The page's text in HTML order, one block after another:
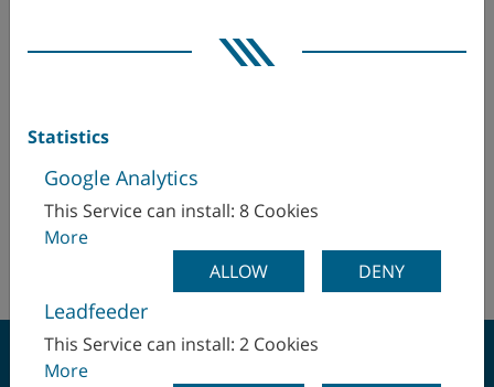
Finlande
France
Grande-Bretagne
Inde
WFL Millturn Technologies do Brasil Ltda.
+55 (19) 3454 0461
+55 (11) 98187 5541
Statistics
Google Analytics
This Service can install: 8 Cookies
More
ALLOW
DENY
Leadfeeder
This Service can install: 2 Cookies
More